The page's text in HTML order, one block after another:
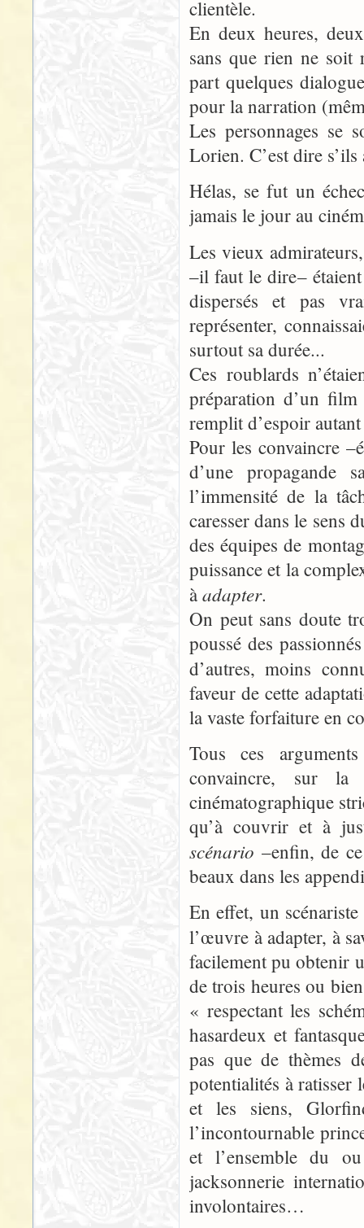
clientèle.
En deux heures,
sans que rien ne soit
part quelques
pour la narration
Les personnages se
Lorien. C’est dire
Hélas, se fut un
jamais le jour au
Les vieux
–il faut le dire–
dispersés et pas
représenter,
surtout sa durée...
Ces roublards
préparation d’un film
remplit d’espoir
Pour les convaincre
d’une propagande
l’immensité de la
caresser dans le sens
des équipes de
puissance et la
à adapter.
On peut sans doute
poussé des
d’autres, moins
faveur de cette
la vaste forfaiture en
Tous ces
convaincre, sur la
cinématographique
qu’à couvrir et à
scénario –enfin, de
beaux dans les
En effet, un
l’œuvre à adapter, à
facilement pu obtenir
de trois heures ou
« respectant les
hasardeux et
pas que de thèmes
potentialités à
et les siens,
l’incontournable
et l’ensemble du
jacksonnerie
involontaires…